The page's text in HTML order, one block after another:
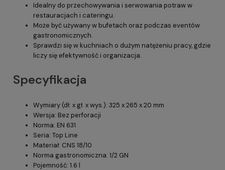
Idealny do przechowywania i serwowania potraw w
restauracjach i cateringu.
Może być używany w bufetach oraz podczas eventów
gastronomicznych.
Sprawdzi się w kuchniach o dużym natężeniu pracy, gdzie
liczy się efektywność i organizacja.
Specyfikacja
Wymiary (dł. x gł. x wys.): 325 x 265 x 20 mm
Wersja: Bez perforacji
Norma: EN 631
Seria: Top Line
Materiał: CNS 18/10
Norma gastronomiczna: 1/2 GN
Pojemność: 1.6 l